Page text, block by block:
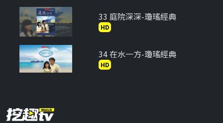
33 庭院深深-瓊瑤經典
HD
34 在水一方-瓊瑤經典
HD